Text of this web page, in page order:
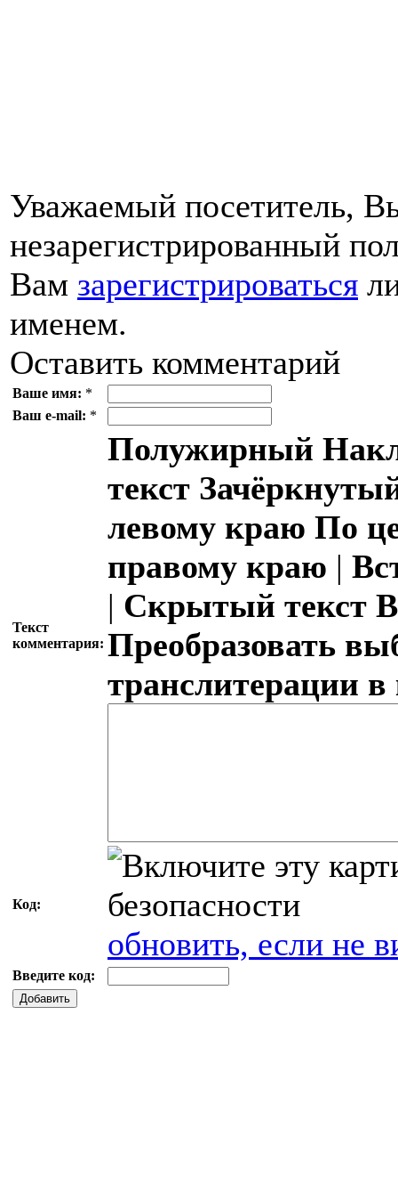
Уважаемый посетитель,
незарегистрированный
Вам зарегистрироваться
именем.
Оставить комментарий
Ваше имя: *
Ваш e-mail: *
Текст
комментария:
Полужирный
текст
левому краю По
правому краю |
| Скрытый текст
Преобразовать
транслитерации
Код:
обновить, если не
Введите код:
Добавить